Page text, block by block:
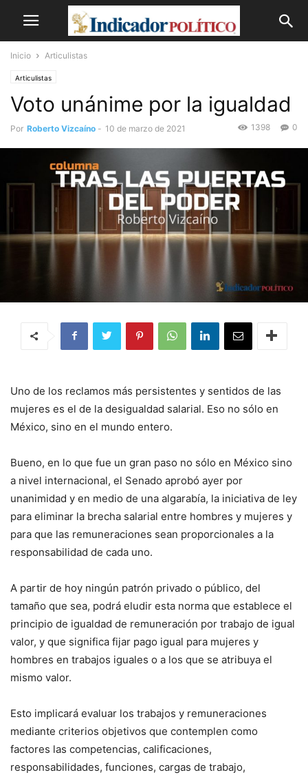
Inicio Articulistas
Articulistas
Voto unánime por la igualdad
Por Roberto Vizcaíno - 10 de marzo de 2021 0
1398
Uno de los reclamos más persistentes y sentidos de las
mujeres es el de la desigualdad salarial. Eso no sólo en
México, sino en el mundo entero.
Bueno, en lo que fue un gran paso no sólo en México sino
a nivel internacional, el Senado aprobó ayer por
unanimidad y en medio de una algarabía, la iniciativa de ley
para eliminar la brecha salarial entre hombres y mujeres y
para que las remuneraciones sean proporcionales a la
responsabilidad de cada uno.
A partir de hoy ningún patrón privado o público, del
tamaño que sea, podrá eludir esta norma que establece el
principio de igualdad de remuneración por trabajo de igual
valor, y que significa fijar pago igual para mujeres y
hombres en trabajos iguales o a los que se atribuya el
mismo valor.
Esto implicará evaluar los trabajos y remuneraciones
mediante criterios objetivos que contemplen como
factores las competencias, calificaciones,
responsabilidades, funciones, cargas de trabajo,